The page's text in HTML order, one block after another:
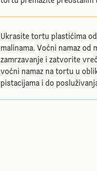
Ukrasite tortu plastićima
malinama. Voćni namaz od
zamrzavanje i zatvorite
voćni namaz na tortu u
pistacijama i do